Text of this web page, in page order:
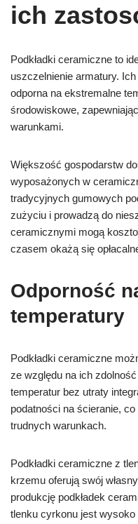
ich
Podkładki ceramiczne to
uszczelnienie armatury.
odporna na ekstremalne
środowiskowe,
warunkami.
Większość gospodarstw
wyposażonych w
tradycyjnych gumowych
zużyciu i prowadzą do
ceramicznymi mogą
czasem okażą się
Odporność
temperatury
Podkładki ceramiczne
ze względu na ich
temperatur bez utraty
podatności na ścieranie,
trudnych warunkach.
Podkładki ceramiczne z
krzemu oferują swój
produkcję podkładek
tlenku cyrkonu jest